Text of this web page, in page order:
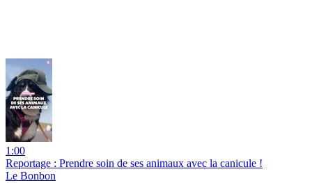
1:00
Reportage : Prendre soin de ses animaux avec la canicule !
Le Bonbon